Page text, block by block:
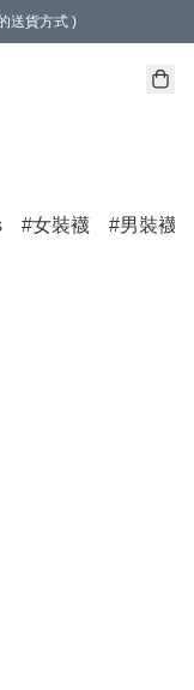
送貨方式 )
女裝襪
男裝襪